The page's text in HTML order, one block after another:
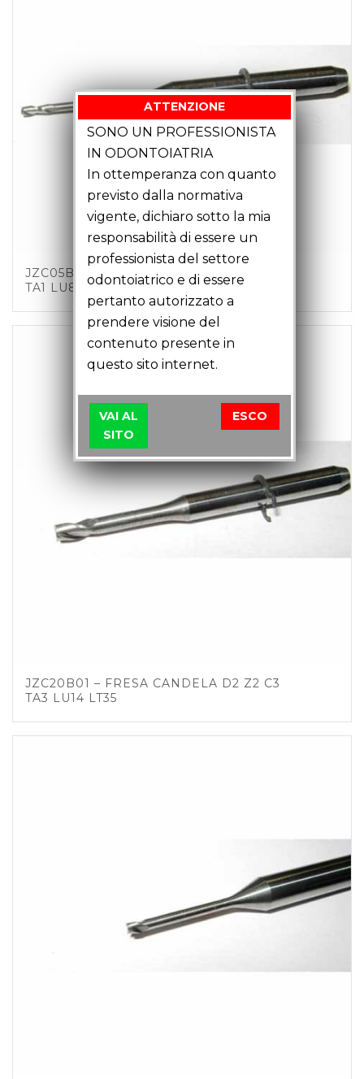
JZC05B01 – FRESA CANDELA D0.5 Z2 C3
TA1 LU8 LT35
JZC20B01 – FRESA CANDELA D2 Z2 C3
TA3 LU14 LT35
ATTENZIONE
SONO UN PROFESSIONISTA
IN ODONTOIATRIA
In ottemperanza con quanto
previsto dalla normativa
vigente, dichiaro sotto la mia
responsabilità di essere un
professionista del settore
odontoiatrico e di essere
pertanto autorizzato a
prendere visione del
contenuto presente in
questo sito internet.
VAI AL
SITO
ESCO